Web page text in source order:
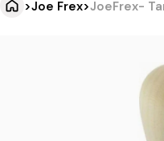
>Joe Frex>JoeFrex-